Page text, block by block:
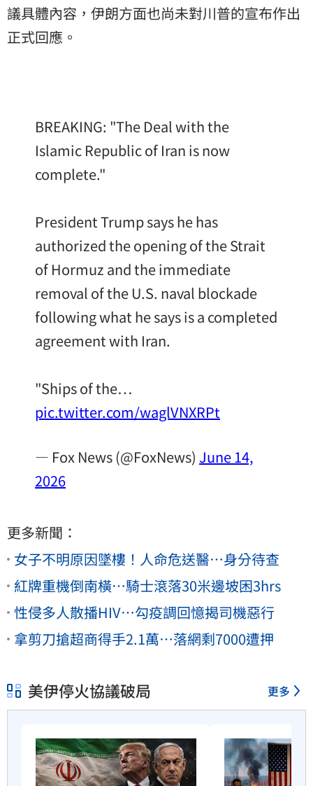
議具體內容，伊朗方面也尚未對川普的宣布作出
正式回應。
BREAKING: "The Deal with the
Islamic Republic of Iran is now
complete."
President Trump says he has
authorized the opening of the Strait
of Hormuz and the immediate
removal of the U.S. naval blockade
following what he says is a completed
agreement with Iran.
"Ships of the…
pic.twitter.com/waglVNXRPt
— Fox News (@FoxNews) June 14,
2026
更多新聞：
女子不明原因墜樓！人命危送醫…身分待查
紅牌重機倒南橫…騎士滾落30米邊坡困3hrs
性侵多人散播HIV…勾疫調回憶揭司機惡行
拿剪刀搶超商得手2.1萬…落網剩7000遭押
美伊停火協議破局 更多